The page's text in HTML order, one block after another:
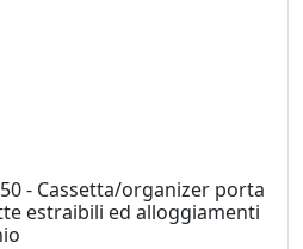
- Cassetta/organizer porta
estraibili ed alloggiamenti